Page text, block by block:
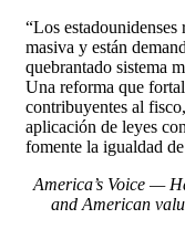
“Los estadounidenses
masiva y están
quebrantado sistema
Una reforma que
contribuyentes al
aplicación de leyes
fomente la igualdad
America’s Voice —
and American